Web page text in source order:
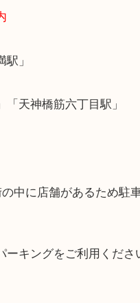
駅」
「天神橋筋六丁目駅」